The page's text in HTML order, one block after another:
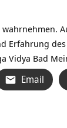
Erfahrung
Vidya Bad
Email